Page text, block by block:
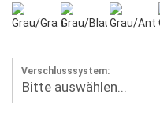
Verschlusssystem: